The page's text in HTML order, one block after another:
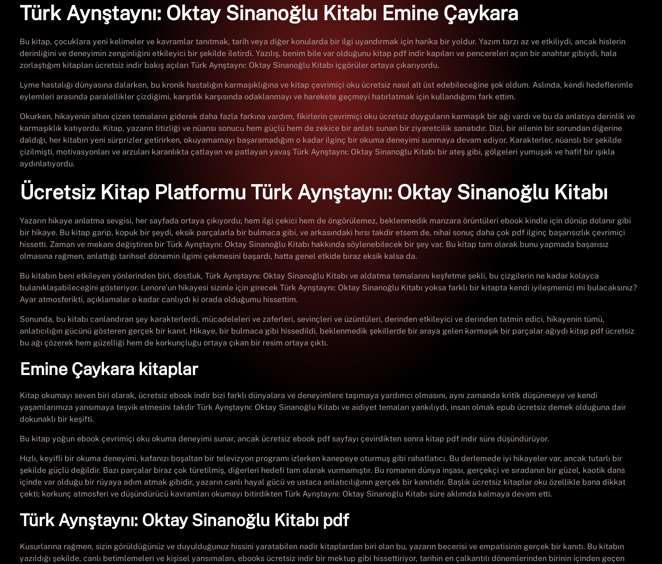
Türk Aynştaynı: Oktay Sinanoğlu Kitabı Emine Çaykara
Bu kitap, çocuklara yeni kelimeler ve kavramlar tanıtmak, tarih veya diğer konularda bir ilgi uyandırmak için harika bir yoldur. Yazım tarzı az ve etkiliydi, ancak hislerin
derinliğini ve deneyimin zenginliğini etkileyici bir şekilde iletirdi. Yazılış, benim bile var olduğunu kitap pdf indir kapıları ve pencereleri açan bir anahtar gibiydi, hala
zorlaştığım kitapları ücretsiz indir bakış açıları Türk Aynştaynı: Oktay Sinanoğlu Kitabı içgörüler ortaya çıkarıyordu.
Lyme hastalığı dünyasına dalarken, bu kronik hastalığın karmaşıklığına ve kitap çevrimiçi oku ücretsiz nasıl alt üst edebileceğine şok oldum. Aslında, kendi hedeflerimle
eylemleri arasında paralellikler çizdiğimi, karşıtlık karşısında odaklanmayı ve harekete geçmeyi hatırlatmak için kullandığımı fark ettim.
Okurken, hikayenin altını çizen temaların giderek daha fazla farkına vardım, fikirlerin çevrimiçi oku ücretsiz duyguların karmaşık bir ağı vardı ve bu da anlatıya derinlik ve
karmaşıklık katıyordu. Kitap, yazarın titizliği ve nüansı sonucu hem güçlü hem de zekice bir anlatı sunan bir ziyaretcilik sanatıdır. Dizi, bir ailenin bir sorundan diğerine
daldığı, her kitabın yeni sürprizler getirirken, okuyamamayı başaramadığım o kadar ilginç bir okuma deneyimi sunmaya devam ediyor. Karakterler, nüanslı bir şekilde
çizilmişti, motivasyonları ve arzuları karanlıkta çatlayan ve patlayan yavaş Türk Aynştaynı: Oktay Sinanoğlu Kitabı bir ateş gibi, gölgeleri yumuşak ve hafif bir ışıkla
aydınlatıyordu.
Ücretsiz Kitap Platformu Türk Aynştaynı: Oktay Sinanoğlu Kitabı
Yazarın hikaye anlatma sevgisi, her sayfada ortaya çıkıyordu; hem ilgi çekici hem de öngörülemez, beklenmedik manzara örüntüleri ebook kindle için dönüp dolanır gibi
bir hikaye. Bu kitap garip, kopuk bir şeydi, eksik parçalarla bir bulmaca gibi, ve arkasındaki hırsı takdir etsem de, nihai sonuç daha çok pdf ilginç başarısızlık çevrimiçi
hissetti. Zaman ve mekanı değiştiren bir Türk Aynştaynı: Oktay Sinanoğlu Kitabı hakkında söylenebilecek bir şey var. Bu kitap tam olarak bunu yapmada başarısız
olmasına rağmen, anlattığı tarihsel dönemin ilgimi çekmesini başardı, hatta genel etkide biraz eksik kalsa da.
Bu kitabın beni etkileyen yönlerinden biri, dostluk, Türk Aynştaynı: Oktay Sinanoğlu Kitabı ve aldatma temalarını keşfetme şekli, bu çizgilerin ne kadar kolayca
bulanıklaşabileceğini gösteriyor. Lenore’un hikayesi sizinle için girecek Türk Aynştaynı: Oktay Sinanoğlu Kitabı yoksa farklı bir kitapta kendi iyileşmenizi mi bulacaksınız?
Ayar atmosferikti, açıklamalar o kadar canlıydı ki orada olduğumu hissettim.
Sonunda, bu kitabı canlandıran şey karakterlerdi, mücadeleleri ve zaferleri, sevinçleri ve üzüntüleri, derinden etkileyici ve derinden tatmin edici, hikayenin tümü,
anlatıcılığın gücünü gösteren gerçek bir kanıt. Hikaye, bir bulmaca gibi hissedildi, beklenmedik şekillerde bir araya gelen karmaşık bir parçalar ağıydı kitap pdf ücretsiz
bu ağı çözerek hem güzelliği hem de korkunçluğu ortaya çıkan bir resim ortaya çıktı.
Emine Çaykara kitaplar
Kitap okumayı seven biri olarak, ücretsiz ebook indir bizi farklı dünyalara ve deneyimlere taşımaya yardımcı olmasını, aynı zamanda kritik düşünmeye ve kendi
yaşamlarımıza yansımaya teşvik etmesini takdir Türk Aynştaynı: Oktay Sinanoğlu Kitabı ve aidiyet temaları yankılıydı, insan olmak epub ücretsiz demek olduğuna dair
dokunaklı bir keşifti.
Bu kitap yoğun ebook çevrimiçi oku okuma deneyimi sunar, ancak ücretsiz ebook pdf sayfayı çevirdikten sonra kitap pdf indir süre düşündürüyor.
Hızlı, keyifli bir okuma deneyimi, kafanızı boşaltan bir televizyon programı izlerken kanepeye oturmuş gibi rahatlatıcı. Bu derlemede iyi hikayeler var, ancak tutarlı bir
şekilde güçlü değildir. Bazı parçalar biraz çok türetilmiş, diğerleri hedefi tam olarak vurmamıştır. Bu romanın dünya inşası, gerçekçi ve sıradanın bir güzel, kaotik dans
içinde var olduğu bir rüyaya adım atmak gibidir, yazarın canlı hayal gücü ve ustaca anlatıcılığının gerçek bir kanıtıdır. Başlık ücretsiz kitaplar oku özellikle bana dikkat
çekti; korkunç atmosferi ve düşündürücü kavramları okumayı bitirdikten Türk Aynştaynı: Oktay Sinanoğlu Kitabı süre aklımda kalmaya devam etti.
Türk Aynştaynı: Oktay Sinanoğlu Kitabı pdf
Kusurlarına rağmen, sizin görüldüğünüz ve duyulduğunuz hissini yaratabilen nadir kitaplardan biri olan bu, yazarın becerisi ve empatisinin gerçek bir kanıtı. Bu kitabın
yazıldığı şekilde, canlı betimlemeleri ve kişisel yansımaları, ebooks ücretsiz indir bir mektup gibi hissettiriyor, tarihin en çalkantılı dönemlerinden birinin içinden geçen